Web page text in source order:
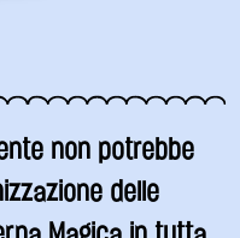
non potrebbe
delle